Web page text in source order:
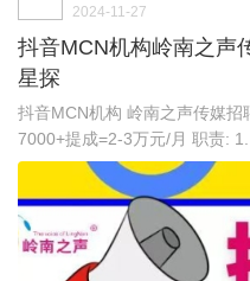
2024-11-27
抖音MCN机构岭南之声
星探
抖音MCN机构 岭南之声传媒
7000+提成=2-3万元/月 职责: 1.